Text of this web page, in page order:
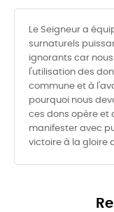
Le Seigneur a
surnaturels
ignorants car
l'utilisation des
commune et à
pourquoi nous
ces dons opère et
manifester avec
victoire à la gloire